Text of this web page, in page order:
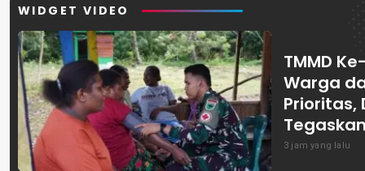
WIDGET VIDEO
TMMD
Warga
Prioritas,
3 jam yang lalu